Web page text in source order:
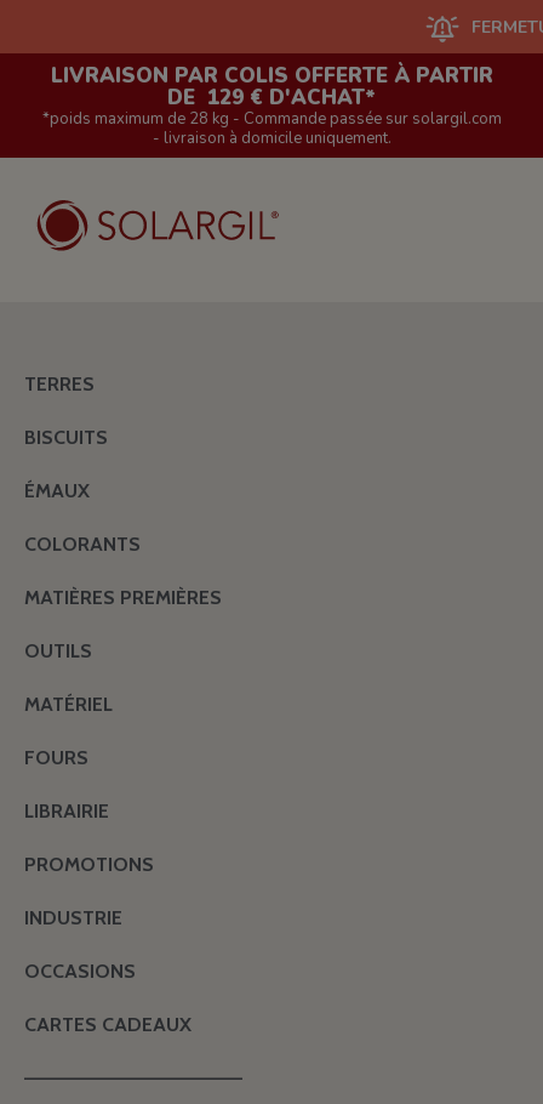
FERMETURE
LIVRAISON PAR COLIS OFFERTE À PARTIR
DE 129 € D'ACHAT*
*poids maximum de 28 kg - Commande passée sur solargil.com
- livraison à domicile uniquement.
TERRES
BISCUITS
ÉMAUX
COLORANTS
MATIÈRES PREMIÈRES
OUTILS
MATÉRIEL
FOURS
LIBRAIRIE
PROMOTIONS
INDUSTRIE
OCCASIONS
CARTES CADEAUX
———————————————